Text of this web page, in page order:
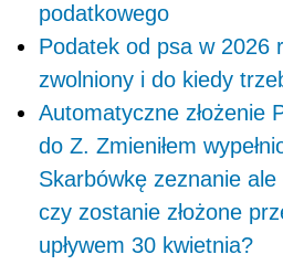
podatkowego
Podatek od psa w 2026
zwolniony i do kiedy
Automatyczne złożenie
do Z. Zmieniłem
Skarbówkę zeznanie ale
czy zostanie złożone
upływem 30 kwietnia?